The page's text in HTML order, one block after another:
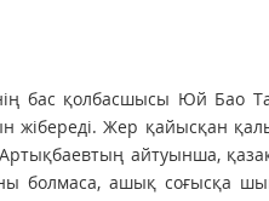
бас қолбасшысы Юй Бао
Жер қайысқан
айтуынша,
болмаса, ашық соғысқа